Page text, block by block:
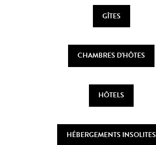
GÎTES
CHAMBRES D'HÔTES
HÔTELS
HÉBERGEMENTS INSOLITES